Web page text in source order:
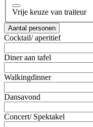
Vrije keuze van traiteur
Aantal personen
Cocktail/ aperitief
Diner aan tafel
Walkingdinner
Dansavond
Concert/ Spektakel